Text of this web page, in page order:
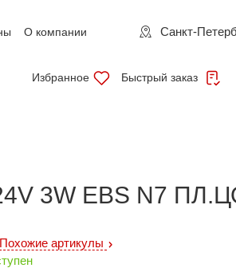
О компании Санкт-
Избранное Быстрый заказ
3W EBS N7
Похожие артикулы